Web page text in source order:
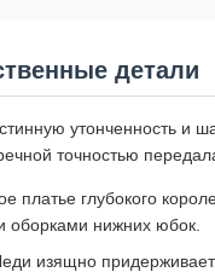
детали
утонченность и
точностью
платье глубокого
нижних юбок.
изящно